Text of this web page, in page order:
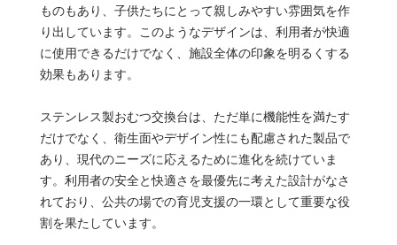
ものもあり、子供たちにとって親しみやすい雰囲気を作
り出しています。このようなデザインは、利用者が快適
に使用できるだけでなく、施設全体の印象を明るくする
効果もあります。
ステンレス製おむつ交換台は、ただ単に機能性を満たす
だけでなく、衛生面やデザイン性にも配慮された製品で
あり、現代のニーズに応えるために進化を続けていま
す。利用者の安全と快適さを最優先に考えた設計がなさ
れており、公共の場での育児支援の一環として重要な役
割を果たしています。